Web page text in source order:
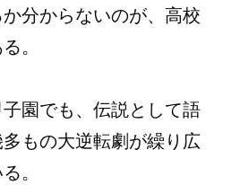
分からないのが、高校
。
園でも、伝説として語
もの大逆転劇が繰り広
。